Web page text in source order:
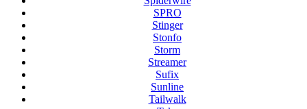
SPRO
Stinger
Stonfo
Storm
Streamer
Sufix
Sunline
Tailwalk